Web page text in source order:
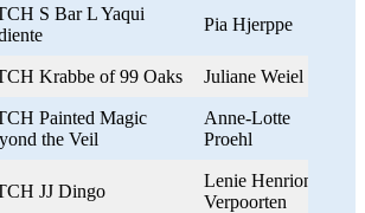
S Bar L Yaqui
Pia Hjerppe
Krabbe of 99 Oaks Juliane Weiel
Painted Magic
the Veil
Anne-Lotte
Proehl
JJ Dingo
Lenie Henrion-
Verpoorten